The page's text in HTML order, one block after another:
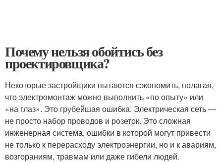
Почему нельзя обойтись без
проектировщика?
Некоторые застройщики пытаются сэкономить, полагая,
что электромонтаж можно выполнить «по опыту» или
«на глаз». Это грубейшая ошибка. Электрическая сеть —
не просто набор проводов и розеток. Это сложная
инженерная система, ошибки в которой могут привести
не только к перерасходу электроэнергии, но и к авариям,
возгораниям, травмам или даже гибели людей.